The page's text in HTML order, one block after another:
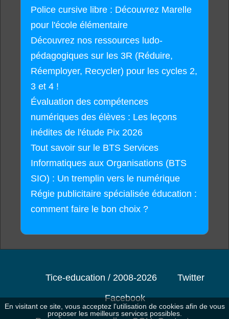
Police cursive libre : Découvrez Marelle
pour l'école élémentaire
Découvrez nos ressources ludo-
pédagogiques sur les 3R (Réduire,
Réemployer, Recycler) pour les cycles 2,
3 et 4 !
Évaluation des compétences
numériques des élèves : Les leçons
inédites de l'étude Pix 2026
Tout savoir sur le BTS Services
Informatiques aux Organisations (BTS
SIO) : Un tremplin vers le numérique
Régie publicitaire spécialisée éducation :
comment faire le bon choix ?
Tice-education / 2008-2026
Twitter
Facebook
En visitant ce site, vous acceptez l'utilisation de cookies afin de vous
proposer les meilleurs services possibles.